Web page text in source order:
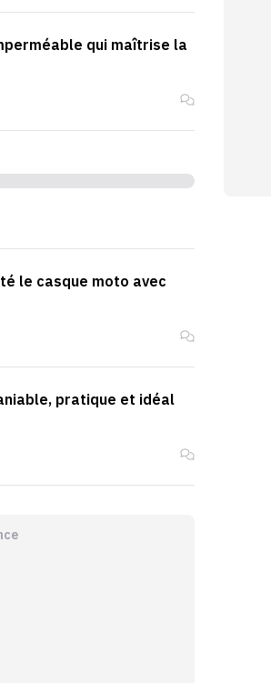
qui maîtrise la
le casque moto avec
pratique et idéal